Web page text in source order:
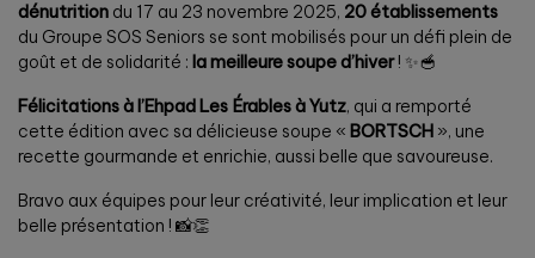
dénutrition du 17 au 23 novembre 2025, 20 établissements
du Groupe SOS Seniors se sont mobilisés pour un défi plein de
goût et de solidarité : la meilleure soupe d’hiver! ✨🥣
Félicitations à l’Ehpad Les Érables à Yutz, qui a remporté
cette édition avec sa délicieuse soupe « BORTSCH », une
recette gourmande et enrichie, aussi belle que savoureuse.
Bravo aux équipes pour leur créativité, leur implication et leur
belle présentation ! 📸👏